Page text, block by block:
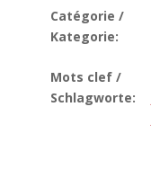
Catégorie /
Kategorie:
Mots clef /
Schlagworte: